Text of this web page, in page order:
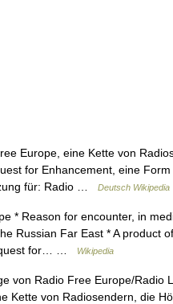
Europe, eine Kette von
for Enhancement, eine
für: Radio …
Deutsch Wikipedia
* Reason for encounter, in
Russian Far East * A product
for… …
Wikipedia
von Radio Free Europe/Radio
Kette von Radiosendern, die